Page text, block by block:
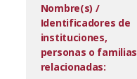
Nombre(s) /
Identificadores de
instituciones,
personas o familias
relacionadas: